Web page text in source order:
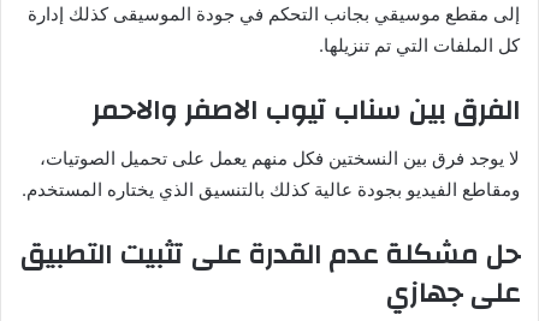
إلى مقطع موسيقي بجانب التحكم في جودة الموسيقى كذلك إدارة
كل الملفات التي تم تنزيلها.
الفرق بين سناب تيوب الاصفر والاحمر
لا يوجد فرق بين النسختين فكل منهم يعمل على تحميل الصوتيات،
ومقاطع الفيديو بجودة عالية كذلك بالتنسيق الذي يختاره المستخدم.
حل مشكلة عدم القدرة على تثبيت التطبيق
على جهازي